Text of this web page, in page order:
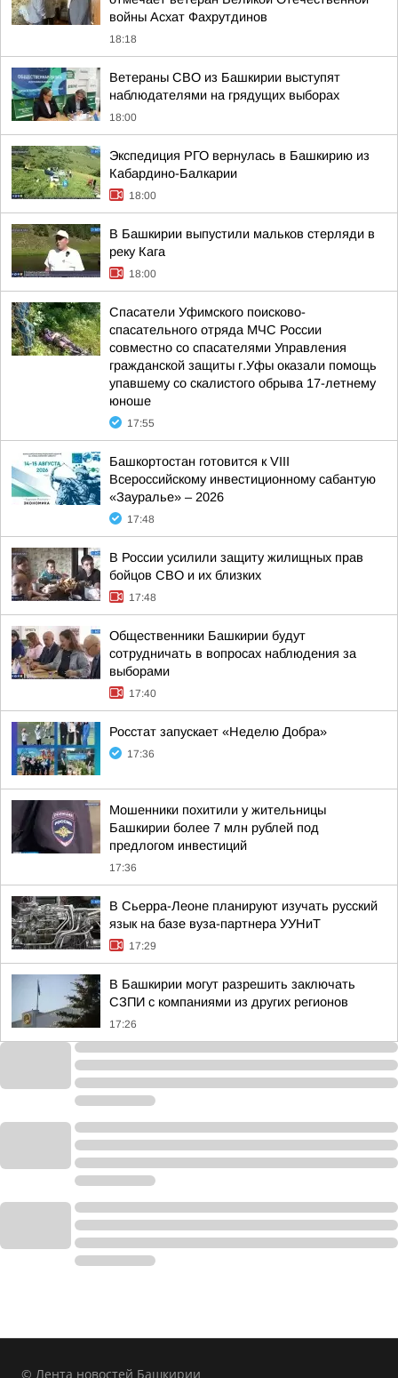
войны Асхат Фахрутдинов
18:18
Ветераны СВО из Башкирии выступят
наблюдателями на грядущих выборах
18:00
Экспедиция РГО вернулась в Башкирию из
Кабардино-Балкарии
18:00
В Башкирии выпустили мальков стерляди в
реку Кага
18:00
Спасатели Уфимского поисково-
спасательного отряда МЧС России
совместно со спасателями Управления
гражданской защиты г.Уфы оказали помощь
упавшему со скалистого обрыва 17-летнему
юноше
17:55
Башкортостан готовится к VIII
Всероссийскому инвестиционному сабантую
«Зауралье» – 2026
17:48
В России усилили защиту жилищных прав
бойцов СВО и их близких
17:48
Общественники Башкирии будут
сотрудничать в вопросах наблюдения за
выборами
17:40
Росстат запускает «Неделю Добра»
17:36
Мошенники похитили у жительницы
Башкирии более 7 млн рублей под
предлогом инвестиций
17:36
В Сьерра-Леоне планируют изучать русский
язык на базе вуза-партнера УУНиТ
17:29
В Башкирии могут разрешить заключать
СЗПИ с компаниями из других регионов
17:26
© Лента новостей Башкирии